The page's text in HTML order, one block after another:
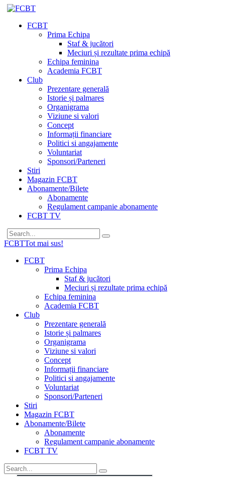
FCBT
Prima Echipa
Staf & jucători
Meciuri și rezultate prima echipă
Echipa feminina
Academia FCBT
Club
Prezentare generală
Istorie și palmares
Organigrama
Viziune si valori
Concept
Informații financiare
Politici si angajamente
Voluntariat
Sponsori/Parteneri
Stiri
Magazin FCBT
Abonamente/Bilete
Abonamente
Regulament campanie abonamente
FCBT TV
FCBTTot mai sus!
FCBT
Prima Echipa
Staf & jucători
Meciuri și rezultate prima echipă
Echipa feminina
Academia FCBT
Club
Prezentare generală
Istorie și palmares
Organigrama
Viziune si valori
Concept
Informații financiare
Politici si angajamente
Voluntariat
Sponsori/Parteneri
Stiri
Magazin FCBT
Abonamente/Bilete
Abonamente
Regulament campanie abonamente
FCBT TV